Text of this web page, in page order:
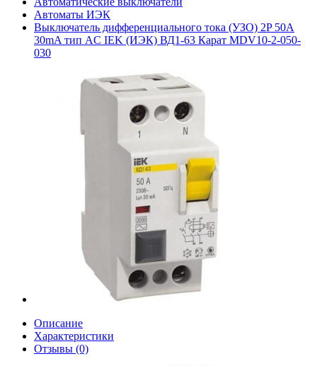
Автоматы ИЭК
Выключатель дифференциального тока (УЗО) 2P 50А
30mA тип AC IEK (ИЭК) ВД1-63 Карат MDV10-2-050-
030
Описание
Характеристики
Отзывы (0)